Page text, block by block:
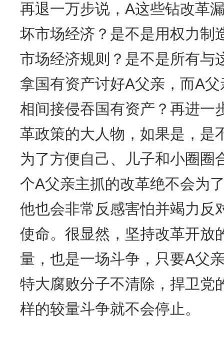
再退一万步说，A这些钻改革
坏市场经济？是不是用权力制
市场经济规则？是不是所有与
拿国有资产讨好A父亲，而A
相间接侵吞国有资产？再进一
革政策的大人物，如果是，是
为了方便自己、儿子和小圈圈
个A父亲主抓的改革绝不会为
他也会非常反感害怕并竭力反
使命。很显然，坚持改革开放
量，也是一场斗争，只要A父
特大腐败分子不清除，捍卫党
样的较量斗争就不会停止。